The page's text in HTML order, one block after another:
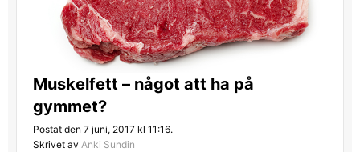
Muskelfett – något att ha på
gymmet?
Postat den 7 juni, 2017 kl 11:16.
Skrivet av Anki Sundin